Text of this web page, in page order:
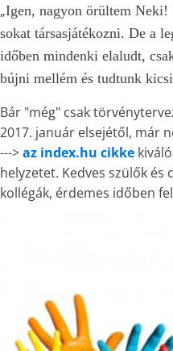
„Igen, nagyon örültem
sokat társasjátékozni. De a
időben mindenki elaludt,
bújni mellém és tudtunk
Bár "még" csak
2017. január elsejétől, már
--->az index.hu cikke
helyzetet. Kedves szülők
kollégák, érdemes időben